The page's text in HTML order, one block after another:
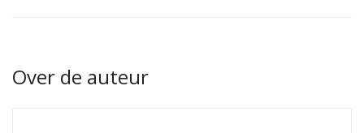
Over de auteur